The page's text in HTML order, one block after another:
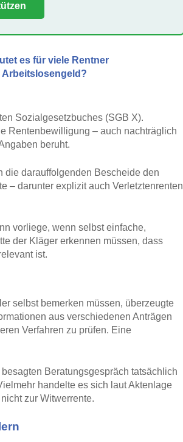
es für viele Rentner
Arbeitslosengeld?
Sozialgesetzbuches (SGB X).
Rentenbewilligung – auch nachträglich
beruht.
die darauffolgenden Bescheide den
– darunter explizit auch Verletztenrenten
vorliege, wenn selbst einfache,
der Kläger erkennen müssen, dass
ist.
selbst bemerken müssen, überzeugte
aus verschiedenen Anträgen
Verfahren zu prüfen. Eine
Beratungsgespräch tatsächlich
handelte es sich laut Aktenlage
zur Witwerrente.